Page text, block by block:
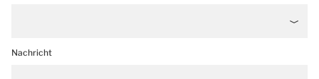
Nachricht